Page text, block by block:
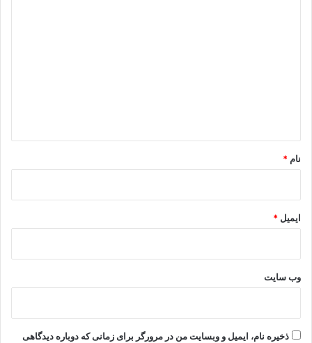
نام *
ایمیل *
وب‌ سایت
ذخیره نام، ایمیل و وبسایت من در مرورگر برای زمانی که دوباره دیدگاهی